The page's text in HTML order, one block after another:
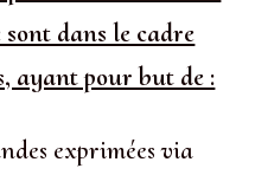
dans le cadre
ayant pour but de :
exprimées via